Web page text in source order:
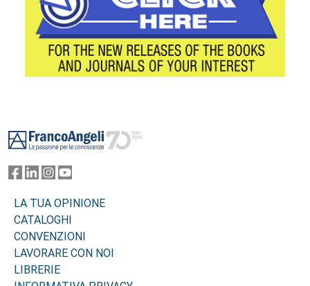
LA TUA OPINIONE
CATALOGHI
CONVENZIONI
LAVORARE CON NOI
LIBRERIE